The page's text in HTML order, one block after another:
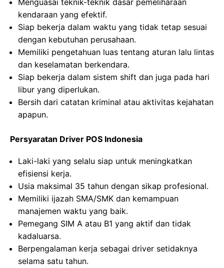
Menguasai teknik-teknik dasar pemeliharaan
kendaraan yang efektif.
Siap bekerja dalam waktu yang tidak tetap sesuai
dengan kebutuhan perusahaan.
Memiliki pengetahuan luas tentang aturan lalu lintas
dan keselamatan berkendara.
Siap bekerja dalam sistem shift dan juga pada hari
libur yang diperlukan.
Bersih dari catatan kriminal atau aktivitas kejahatan
apapun.
Persyaratan Driver POS Indonesia
Laki-laki yang selalu siap untuk meningkatkan
efisiensi kerja.
Usia maksimal 35 tahun dengan sikap profesional.
Memiliki ijazah SMA/SMK dan kemampuan
manajemen waktu yang baik.
Pemegang SIM A atau B1 yang aktif dan tidak
kadaluarsa.
Berpengalaman kerja sebagai driver setidaknya
selama satu tahun.